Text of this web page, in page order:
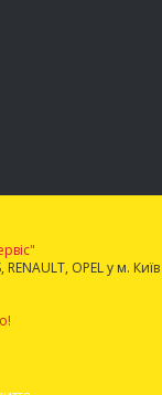
OPEL у м. Київ